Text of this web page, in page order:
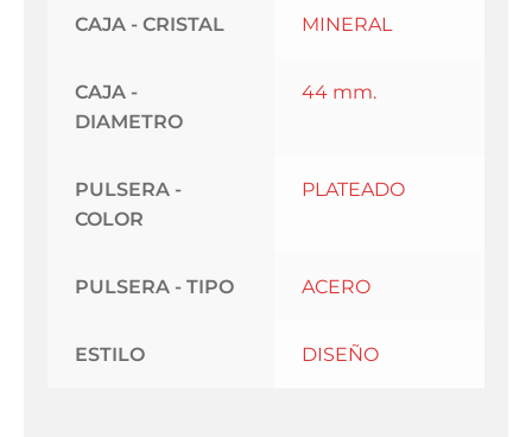
CAJA - CRISTAL MINERAL
CAJA -
DIAMETRO
44 mm.
PULSERA -
COLOR
PLATEADO
PULSERA - TIPO ACERO
ESTILO DISEÑO